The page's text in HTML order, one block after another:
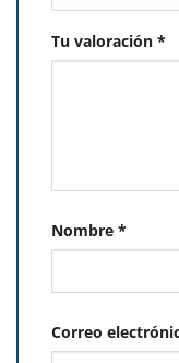
Tu valoración *
Nombre *
Correo